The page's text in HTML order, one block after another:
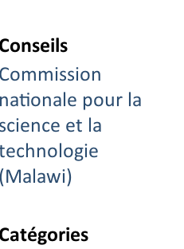
Conseils
Commission
nationale pour la
science et la
(Malawi)
Catégories